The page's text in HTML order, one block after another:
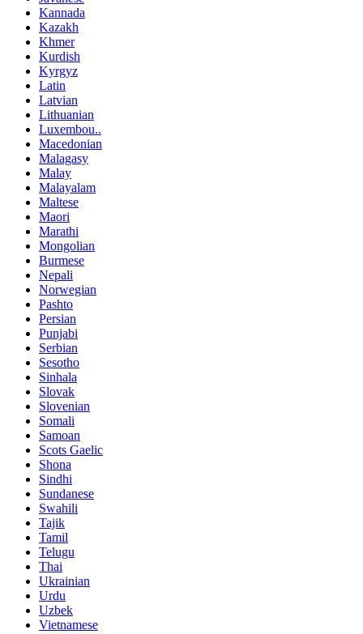
Kannada
Kazakh
Khmer
Kurdish
Kyrgyz
Latin
Latvian
Lithuanian
Luxembou..
Macedonian
Malagasy
Malay
Malayalam
Maltese
Maori
Marathi
Mongolian
Burmese
Nepali
Norwegian
Pashto
Persian
Punjabi
Serbian
Sesotho
Sinhala
Slovak
Slovenian
Somali
Samoan
Scots Gaelic
Shona
Sindhi
Sundanese
Swahili
Tajik
Tamil
Telugu
Thai
Ukrainian
Urdu
Uzbek
Vietnamese